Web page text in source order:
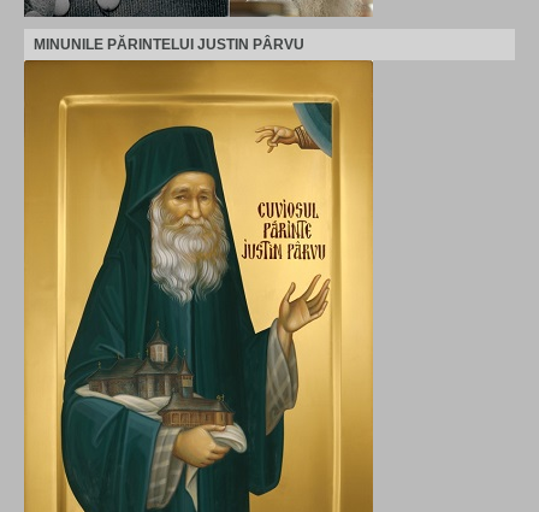
MINUNILE PĂRINTELUI JUSTIN PÂRVU